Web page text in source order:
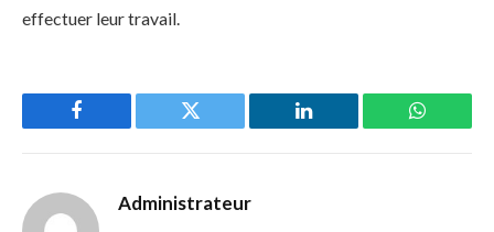
effectuer leur travail.
Facebook Twitter LinkedIn
Administrateur